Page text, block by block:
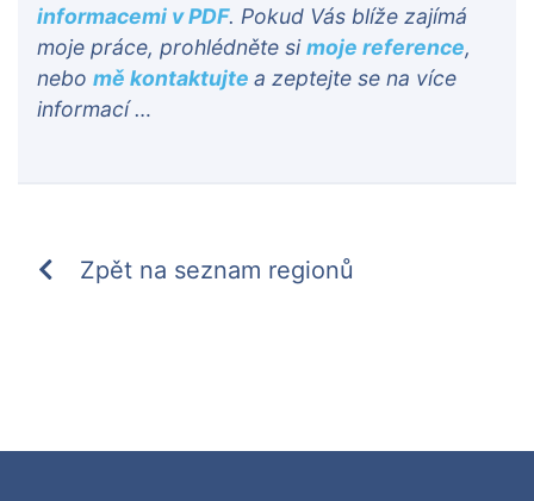
informacemi v PDF. Pokud Vás blíže zajímá
moje práce, prohlédněte simoje reference,
nebo mě kontaktujte a zeptejte se na více
informací …
Zpět na seznam regionů